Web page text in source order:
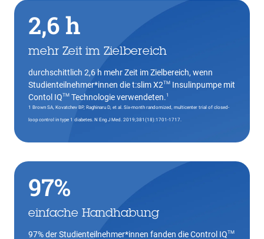
2,6 h
mehr Zeit im Zielbereich
durchschittlich 2,6 h mehr Zeit im Zielbereich, wenn
Studienteilnehmer*innen die t:slim X2TM Insulinpumpe mit
Contol IQTM Technologie verwendeten.1
1 Brown SA, Kovatchev BP, Raghinaru D, et al. Six-month randomized, multicenter trial of closed-
loop control in type 1 diabetes. N Eng J Med. 2019;381(18):1701-1717.
97%
einfache Handhabung
97% der Studienteilnehmer*innen fanden die Control IQTM